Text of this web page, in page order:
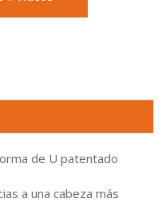
de U patentado
a una cabeza más